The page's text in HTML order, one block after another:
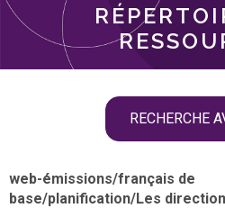
langue
RECHERCHE
web-émissions/français de
base/planification/Les